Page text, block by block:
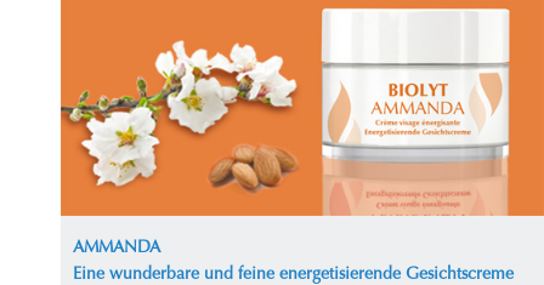
AMMANDA
Eine wunderbare und feine energetisierende Gesichtscreme